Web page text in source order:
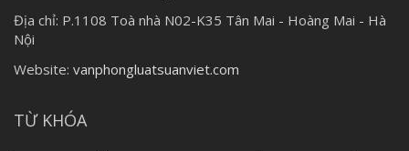
Địa chỉ: P.1108 Toà nhà N02-K35 Tân Mai - Hoàng Mai - Hà
Nội
Website: vanphongluatsuanviet.com
TỪ KHÓA